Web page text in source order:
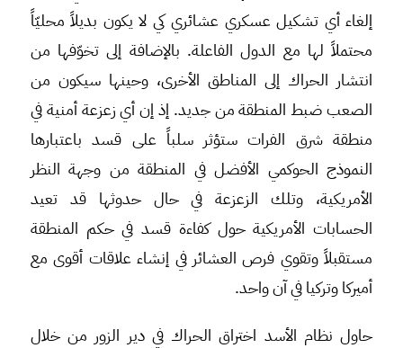
إلغاء أي تشكيل عسكري عشائري كي لا يكون بديلاً محليّاً
محتملاً لها مع الدول الفاعلة. بالإضافة إلى تخوّفها من
انتشار الحراك إلى المناطق الأخرى، وحينها سيكون من
الصعب ضبط المنطقة من جديد. إذ إن أي زعزعة أمنية في
منطقة شرق الفرات ستؤثر سلباً على قسد باعتبارها
النموذج الحوكمي الأفضل في المنطقة من وجهة النظر
الأمريكية، وتلك الزعزعة في حال حدوثها قد تعيد
الحسابات الأمريكية حول كفاءة قسد في حكم المنطقة
مستقبلاً وتقوي فرص العشائر في إنشاء علاقات أقوى مع
أميركا وتركيا في آن واحد.
حاول نظام الأسد اختراق الحراك في دير الزور من خلال